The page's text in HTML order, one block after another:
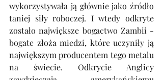
wykorzystywała ją głównie jako źródło
taniej siły roboczej. I wtedy odkryte
zostało największe bogactwo Zambii -
bogate złoża miedzi, które uczyniły ją
największym producentem tego metalu
na świecie. Odkrycie Anglicy